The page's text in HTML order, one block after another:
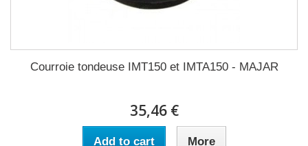
Courroie tondeuse IMT150 et IMTA150 - MAJAR
35,46 €
Add to cart More